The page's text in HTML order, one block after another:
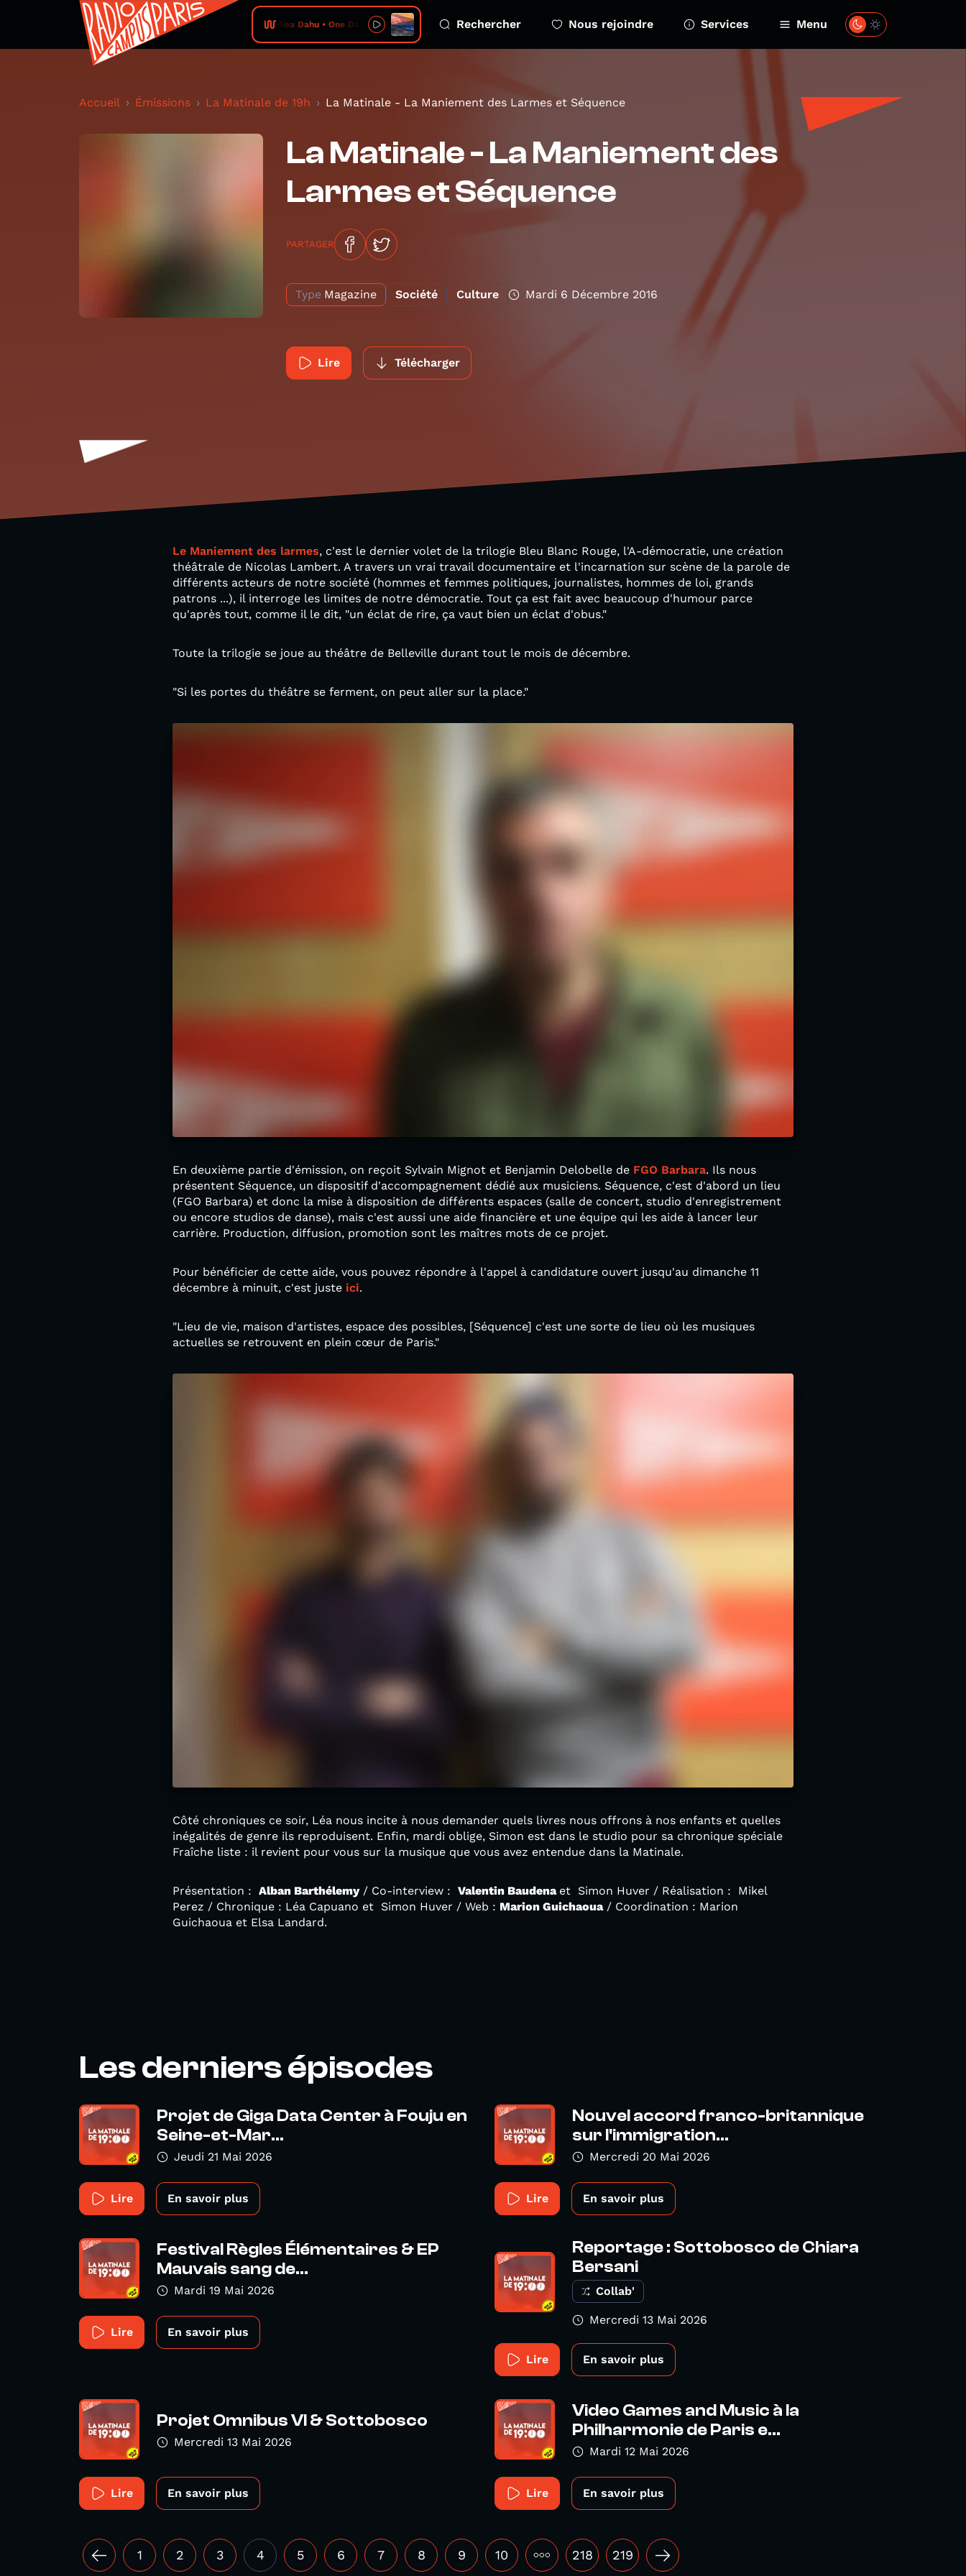
Black Sea Dahu • One Day Will Be All I Have Rechercher Nous rejoindre Services Menu
Accueil Émissions La Matinale de 19h La Matinale - La Maniement des Larmes et Séquence
La Matinale - La Maniement des
Larmes et Séquence
PARTAGER
Type Magazine Société Culture Mardi 6 Décembre 2016
Lire Télécharger
Le Maniement des larmes, c'est le dernier volet de la trilogie Bleu Blanc Rouge, l'A-démocratie, une création
théâtrale de Nicolas Lambert. A travers un vrai travail documentaire et l'incarnation sur scène de la parole de
différents acteurs de notre société (hommes et femmes politiques, journalistes, hommes de loi, grands
patrons ...), il interroge les limites de notre démocratie. Tout ça est fait avec beaucoup d'humour parce
qu'après tout, comme il le dit, "un éclat de rire, ça vaut bien un éclat d'obus."
Toute la trilogie se joue au théâtre de Belleville durant tout le mois de décembre.
"Si les portes du théâtre se ferment, on peut aller sur la place."
En deuxième partie d'émission, on reçoit Sylvain Mignot et Benjamin Delobelle de FGO Barbara. Ils nous
présentent Séquence, un dispositif d'accompagnement dédié aux musiciens. Séquence, c'est d'abord un lieu
(FGO Barbara) et donc la mise à disposition de différents espaces (salle de concert, studio d'enregistrement
ou encore studios de danse), mais c'est aussi une aide financière et une équipe qui les aide à lancer leur
carrière. Production, diffusion, promotion sont les maîtres mots de ce projet.
Pour bénéficier de cette aide, vous pouvez répondre à l'appel à candidature ouvert jusqu'au dimanche 11
décembre à minuit, c'est juste ici.
"Lieu de vie, maison d'artistes, espace des possibles, [Séquence] c'est une sorte de lieu où les musiques
actuelles se retrouvent en plein cœur de Paris."
Côté chroniques ce soir, Léa nous incite à nous demander quels livres nous offrons à nos enfants et quelles
inégalités de genre ils reproduisent. Enfin, mardi oblige, Simon est dans le studio pour sa chronique spéciale
Fraîche liste : il revient pour vous sur la musique que vous avez entendue dans la Matinale.
Présentation : Alban Barthélemy/ Co-interview : Valentin Baudena et Simon Huver / Réalisation : Mikel
Perez / Chronique : Léa Capuano et Simon Huver / Web : Marion Guichaoua/ Coordination : Marion
Guichaoua et Elsa Landard.
Les derniers épisodes
Projet de Giga Data Center à Fouju en
Seine-et-Mar...
Jeudi 21 Mai 2026
Lire En savoir plus
Nouvel accord franco-britannique
sur l'immigration...
Mercredi 20 Mai 2026
Lire En savoir plus
Festival Règles Élémentaires & EP
Mauvais sang de...
Mardi 19 Mai 2026
Lire En savoir plus
Reportage : Sottobosco de Chiara
Bersani
Collab'
Mercredi 13 Mai 2026
Lire En savoir plus
Projet Omnibus VI & Sottobosco
Mercredi 13 Mai 2026
Lire En savoir plus
Video Games and Music à la
Philharmonie de Paris e...
Mardi 12 Mai 2026
Lire En savoir plus
1 2 3 4 5 6 7 8 9 10 ••• 218 219